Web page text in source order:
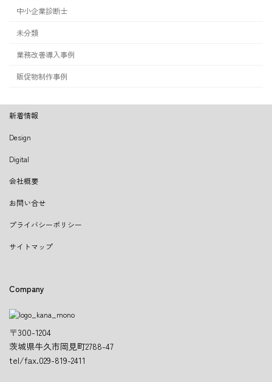
中小企業診断士
未分類
業務改善導入事例
販促物制作事例
新着情報
Design
Digital
会社概要
お問い合せ
プライバシーポリシー
サイトマップ
Company
〒300-1204
茨城県牛久市岡見町2788-47
tel/fax.029-819-2411